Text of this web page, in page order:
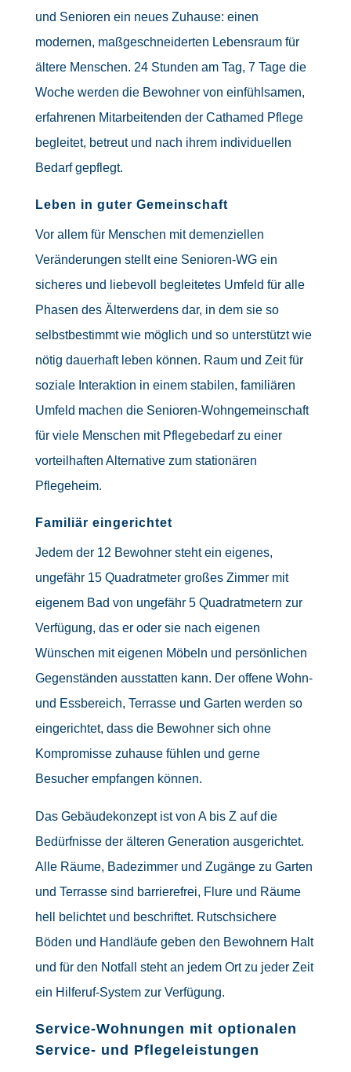
und Senioren ein neues Zuhause: einen
modernen, maßgeschneiderten Lebensraum für
ältere Menschen. 24 Stunden am Tag, 7 Tage die
Woche werden die Bewohner von einfühlsamen,
erfahrenen Mitarbeitenden der Cathamed Pflege
begleitet, betreut und nach ihrem individuellen
Bedarf gepflegt.
Leben in guter Gemeinschaft
Vor allem für Menschen mit demenziellen
Veränderungen stellt eine Senioren-WG ein
sicheres und liebevoll begleitetes Umfeld für alle
Phasen des Älterwerdens dar, in dem sie so
selbstbestimmt wie möglich und so unterstützt wie
nötig dauerhaft leben können. Raum und Zeit für
soziale Interaktion in einem stabilen, familiären
Umfeld machen die Senioren-Wohngemeinschaft
für viele Menschen mit Pflegebedarf zu einer
vorteilhaften Alternative zum stationären
Pflegeheim.
Familiär eingerichtet
Jedem der 12 Bewohner steht ein eigenes,
ungefähr 15 Quadratmeter großes Zimmer mit
eigenem Bad von ungefähr 5 Quadratmetern zur
Verfügung, das er oder sie nach eigenen
Wünschen mit eigenen Möbeln und persönlichen
Gegenständen ausstatten kann. Der offene Wohn-
und Essbereich, Terrasse und Garten werden so
eingerichtet, dass die Bewohner sich ohne
Kompromisse zuhause fühlen und gerne
Besucher empfangen können.
Das Gebäudekonzept ist von A bis Z auf die
Bedürfnisse der älteren Generation ausgerichtet.
Alle Räume, Badezimmer und Zugänge zu Garten
und Terrasse sind barrierefrei, Flure und Räume
hell belichtet und beschriftet. Rutschsichere
Böden und Handläufe geben den Bewohnern Halt
und für den Notfall steht an jedem Ort zu jeder Zeit
ein Hilferuf-System zur Verfügung.
Service-Wohnungen mit optionalen
Service- und Pflegeleistungen